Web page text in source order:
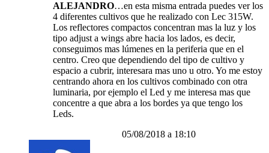
ALEJANDRO…en esta misma entrada puedes ver los
4 diferentes cultivos que he realizado con Lec 315W.
Los reflectores compactos concentran mas la luz y los
tipo adjust a wings abre hacia los lados, es decir,
conseguimos mas lúmenes en la periferia que en el
centro. Creo que dependiendo del tipo de cultivo y
espacio a cubrir, interesara mas uno u otro. Yo me estoy
centrando ahora en los cultivos combinado con otra
luminaria, por ejemplo el Led y me interesa mas que
concentre a que abra a los bordes ya que tengo los
Leds.
05/08/2018 a 18:10